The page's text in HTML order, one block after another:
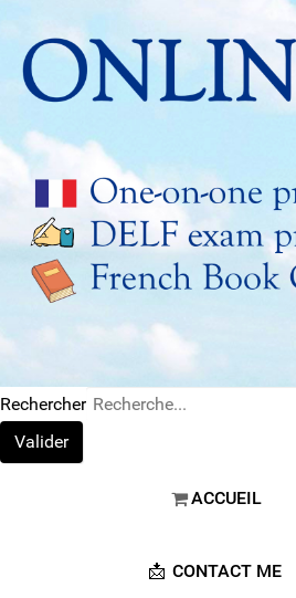
Rechercher
Valider
ACCUEIL
📩 CONTACT ME